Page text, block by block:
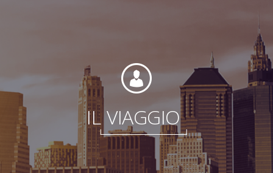
Fondation
Durabilité
IL VIAGGIO